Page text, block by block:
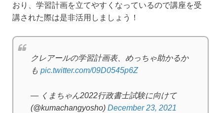
おり、学習計画を立てやすくなっているので講座を受
講された際は是非活用しましょう！
クレアールの学習計画表、めっちゃ助かるか
も pic.twitter.com/09D0545p6Z
— くまちゃん2022行政書士試験に向けて
(@kumachangyosho) December 23, 2021